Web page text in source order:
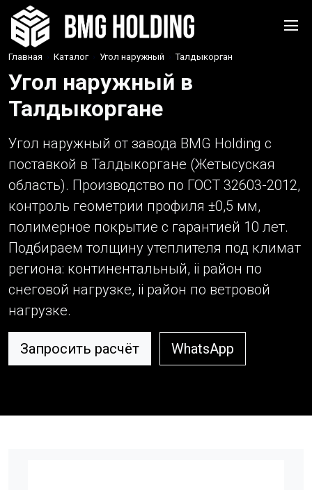
Главная › Каталог › Угол наружный › Талдыкорган
Угол наружный в
Талдыкоргане
Угол наружный от завода BMG Holding с
поставкой в Талдыкоргане (Жетысуская
область). Производство по ГОСТ 32603-2012,
контроль геометрии профиля ±0,5 мм,
полимерное покрытие с гарантией 10 лет.
Подбираем толщину утеплителя под климат
региона: континентальный, ii район по
снеговой нагрузке, ii район по ветровой
нагрузке.
Запросить расчёт WhatsApp